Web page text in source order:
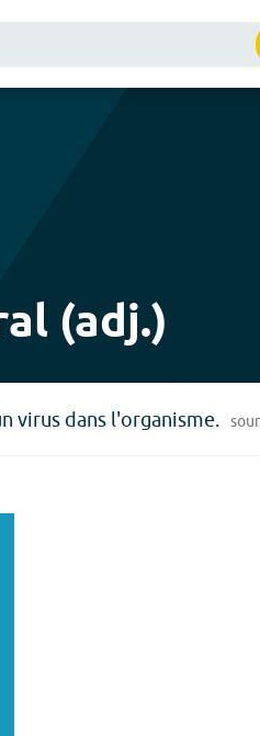
(adj.)
virus dans l'organisme.